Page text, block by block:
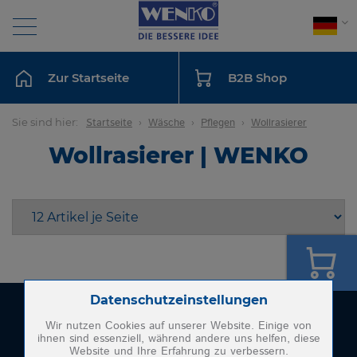
Suche
KÜCHE
WASCHEN
Zur Startseite B2B Shop
Sie sind hier: Startseite Wäsche Pflegen Wollrasierer
Wollrasierer | WENKO
Wenko-Wenselaar GmbH & Co. KG
Im Hülsenfeld 10
40721 Hilden
Zum Betrieb der Seite notwendige Cookies:
Name
PHP Session Cookie
Datenschutzeinstellungen
Wir nutzen Cookies auf unserer Website. Einige von
ihnen sind essenziell, während andere uns helfen, diese
Website und Ihre Erfahrung zu verbessern.